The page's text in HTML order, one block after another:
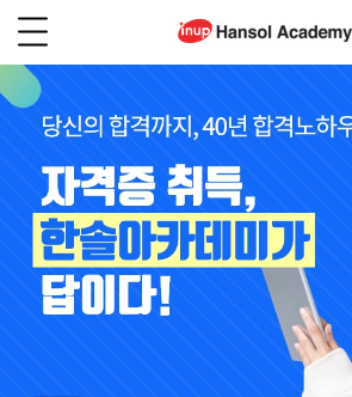
로
가
기
인